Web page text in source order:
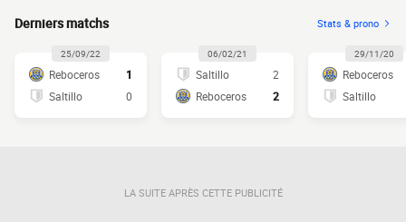
Derniers matchs Stats & prono
25/09/22
Reboceros
1
Saltillo
0
06/02/21
Saltillo
2
Reboceros
2
29/11/20
Reboceros
Saltillo
LA SUITE APRÈS CETTE PUBLICITÉ